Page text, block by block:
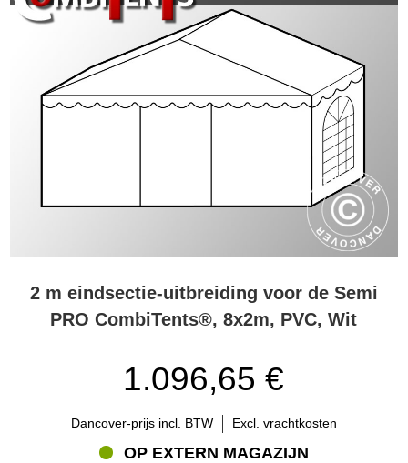
2 m eindsectie-uitbreiding voor de Semi
PRO CombiTents®, 8x2m, PVC, Wit
1.096,65 €
Dancover-prijs incl. BTW Excl. vrachtkosten
OP EXTERN MAGAZIJN